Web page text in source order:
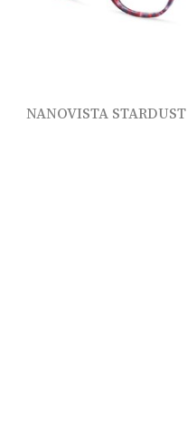
NANOVISTA STARDUST